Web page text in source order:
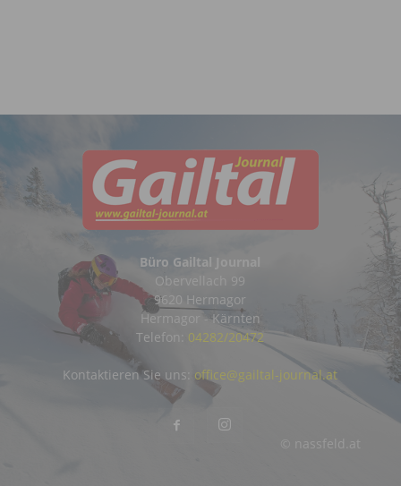
Büro Gailtal Journal
Obervellach 99
9620 Hermagor
Hermagor - Kärnten
Telefon: 04282/20472
© nassfeld.at
Kontaktieren Sie uns: office@gailtal-journal.at